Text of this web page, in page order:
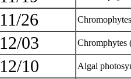
11/26
12/03
12/10 Algal